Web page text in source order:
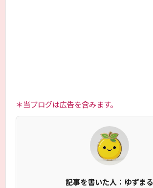
＊当ブログは広告を含みます。
記事を書いた人：ゆずまる